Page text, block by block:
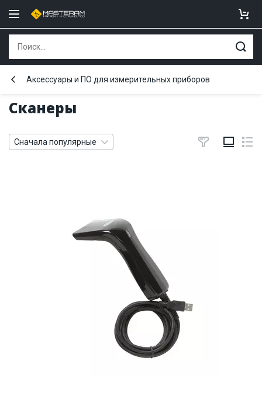
Сканеры
Аксессуары и ПО для измерительных приборов
Сначала популярные